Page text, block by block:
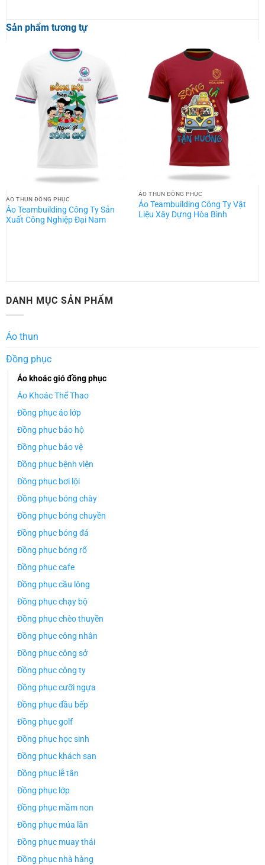
Sản phẩm tương tự
ÁO THUN ĐỒNG PHỤC
Áo Teambuilding Công Ty Sản
Xuất Công Nghiệp Đại Nam
ÁO THUN ĐỒNG PHỤC
Áo Teambuilding Công Ty Vật
Liệu Xây Dựng Hòa Bình
DANH MỤC SẢN PHẨM
Áo thun
Đồng phục
Áo khoác gió đồng phục
Áo Khoác Thể Thao
Đồng phục áo lớp
Đồng phục bảo hộ
Đồng phục bảo vệ
Đồng phục bệnh viện
Đồng phục bơi lội
Đồng phục bóng chày
Đồng phục bóng chuyền
Đồng phục bóng đá
Đồng phục bóng rổ
Đồng phục cafe
Đồng phục cầu lông
Đồng phục chạy bộ
Đồng phục chèo thuyền
Đồng phục công nhân
Đồng phục công sở
Đồng phục công ty
Đồng phục cưỡi ngựa
Đồng phục đầu bếp
Đồng phục golf
Đồng phục học sinh
Đồng phục khách sạn
Đồng phục lễ tân
Đồng phục lớp
Đồng phục mầm non
Đồng phục múa lân
Đồng phục muay thái
Đồng phục nhà hàng